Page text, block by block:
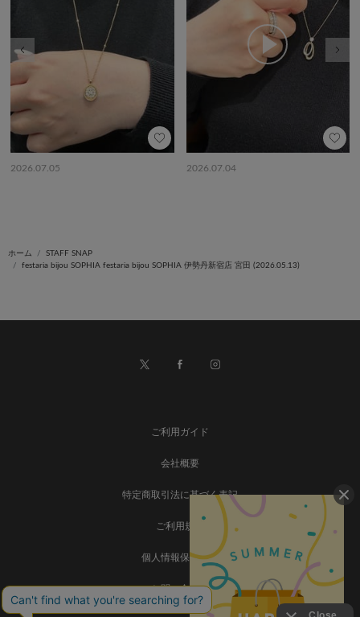
2026.07.05 2026.07.04
ホーム
STAFF SNAP
festaria bijou SOPHIA festaria bijou SOPHIA 伊勢丹新宿店 宮田 (2026.05.13)
ご利用ガイド
会社概要
特定商取引法に基づく表記
ご利用規約
個人情報保護方針
お問い合わせ